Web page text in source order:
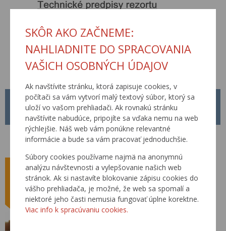
SKÔR AKO ZAČNEME:
NAHLIADNITE DO SPRACOVANIA
VAŠICH OSOBNÝCH ÚDAJOV
Ak navštívite stránku, ktorá zapisuje cookies, v
počítači sa vám vytvorí malý textový súbor, ktorý sa
uloží vo vašom prehliadači. Ak rovnakú stránku
navštívite nabudúce, pripojíte sa vďaka nemu na web
rýchlejšie. Náš web vám ponúkne relevantné
informácie a bude sa vám pracovať jednoduchšie.
Súbory cookies používame najmä na anonymnú
analýzu návštevnosti a vylepšovanie našich web
stránok. Ak si nastavíte blokovanie zápisu cookies do
vášho prehliadača, je možné, že web sa spomalí a
niektoré jeho časti nemusia fungovať úplne korektne.
Viac info k spracúvaniu cookies.
METODICKÝ POKYN MP Č. 1/2026
01.04.2026
Od 01.04.2026 je platný nový Metodický pokyn MP č. 1/2026 pre
tvorbu, schvaľovanie a zverejňovanie Technických predpisov rezortu